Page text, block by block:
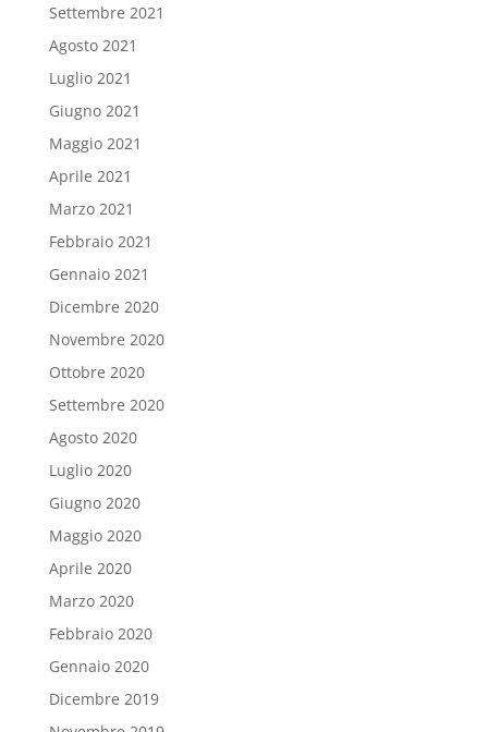
Settembre 2021
Agosto 2021
Luglio 2021
Giugno 2021
Maggio 2021
Aprile 2021
Marzo 2021
Febbraio 2021
Gennaio 2021
Dicembre 2020
Novembre 2020
Ottobre 2020
Settembre 2020
Agosto 2020
Luglio 2020
Giugno 2020
Maggio 2020
Aprile 2020
Marzo 2020
Febbraio 2020
Gennaio 2020
Dicembre 2019